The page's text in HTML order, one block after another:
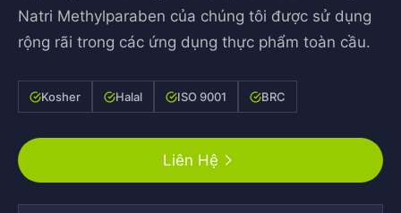
Natri Methylparaben của chúng tôi được sử dụng
rộng rãi trong các ứng dụng thực phẩm toàn cầu.
Kosher Halal ISO 9001 BRC
Liên Hệ